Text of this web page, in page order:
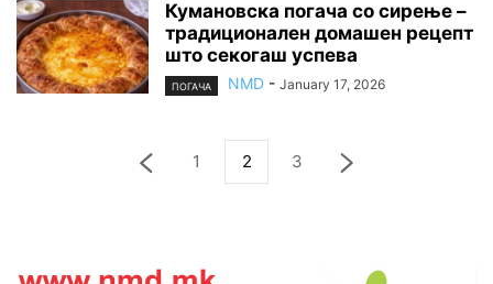
Кумановска погача со сирење –
традиционален домашен рецепт
што секогаш успева
ПОГАЧА NMD - January 17, 2026
1 2 3